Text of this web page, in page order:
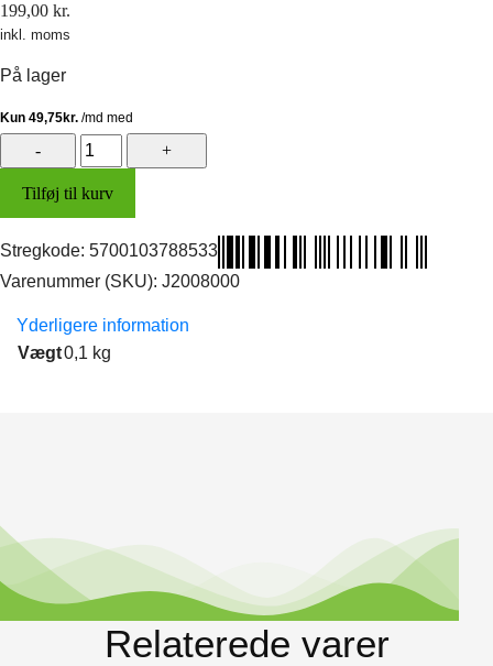
199,00 kr.
inkl. moms
På lager
Nummerpladelygte
antal
Tilføj til kurv
Stregkode: 5700103788533
Varenummer (SKU): J2008000
Yderligere information
Vægt0,1 kg
Relaterede varer